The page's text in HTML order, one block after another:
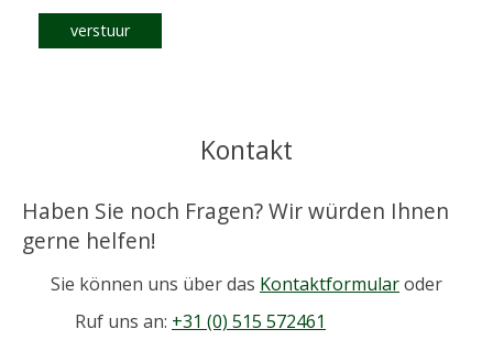
verstuur
Kontakt
Haben Sie noch Fragen? Wir würden Ihnen
gerne helfen!
Sie können uns über das Kontaktformularoder
Ruf uns an: +31 (0) 515 572461